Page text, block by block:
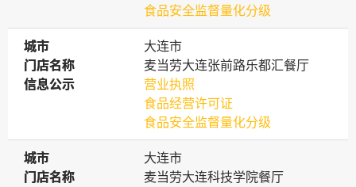
食品安全监督量化分级
城市
城市
大连市
门店名称
门店名称
麦当劳大连张前路乐都汇餐厅
信息公示
信息公示
营业执照
食品经营许可证
食品安全监督量化分级
城市
城市
大连市
门店名称
门店名称
麦当劳大连科技学院餐厅